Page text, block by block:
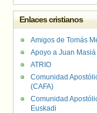
Enlaces cristianos
Amigos de Tomás
Apoyo a Juan Masiá
ATRIO
Comunidad
(CAFA)
Comunidad
Euskadi